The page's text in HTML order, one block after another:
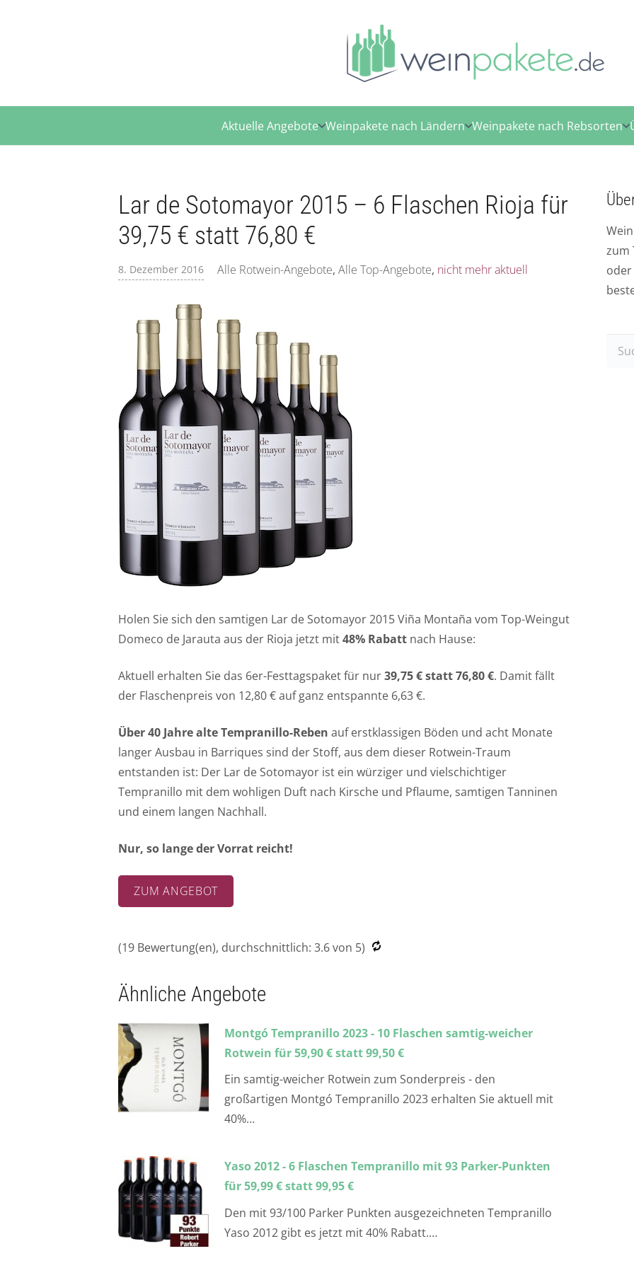
Aktuelle Angebote Weinpakete nach Ländern Weinpakete nach Rebsorten
Lar de Sotomayor 2015 – 6 Flaschen Rioja für
39,75 € statt 76,80 €
8. Dezember 2016 Alle Rotwein-Angebote, Alle Top-Angebote, nicht mehr aktuell
Holen Sie sich den samtigen Lar de Sotomayor 2015 Viña Montaña vom Top-Weingut
Domeco de Jarauta aus der Rioja jetzt mit48% Rabattnach Hause:
Aktuell erhalten Sie das 6er-Festtagspaket für nur39,75 € statt 76,80 €. Damit fällt
der Flaschenpreis von 12,80 € auf ganz entspannte 6,63 €.
Über 40 Jahre alte Tempranillo-Reben auf erstklassigen Böden und acht Monate
langer Ausbau in Barriques sind der Stoff, aus dem dieser Rotwein-Traum
entstanden ist: Der Lar de Sotomayor ist ein würziger und vielschichtiger
Tempranillo mit dem wohligen Duft nach Kirsche und Pflaume, samtigen Tanninen
und einem langen Nachhall.
Nur, so lange der Vorrat reicht!
ZUM ANGEBOT
(19Bewertung(en), durchschnittlich: 3.6von 5)
Ähnliche Angebote
Montgó Tempranillo 2023 - 10 Flaschen samtig-weicher
Rotwein für 59,90 € statt 99,50 €
Ein samtig-weicher Rotwein zum Sonderpreis - den
großartigen Montgó Tempranillo 2023 erhalten Sie aktuell mit
40%…
Yaso 2012 - 6 Flaschen Tempranillo mit 93 Parker-Punkten
für 59,99 € statt 99,95 €
Den mit 93/100 Parker Punkten ausgezeichneten Tempranillo
Yaso 2012 gibt es jetzt mit 40% Rabatt.…
zum
oder